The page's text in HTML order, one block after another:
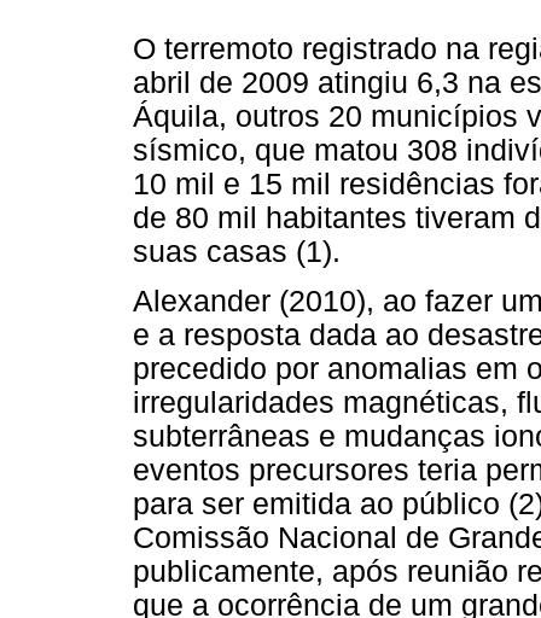
O terremoto registrado na
abril de 2009 atingiu 6,3 na
Áquila, outros 20 municípios
sísmico, que matou 308
10 mil e 15 mil residências
de 80 mil habitantes tiveram
suas casas (1).
Alexander (2010), ao fazer
e a resposta dada ao
precedido por anomalias em
irregularidades magnéticas,
subterrâneas e mudanças
eventos precursores teria
para ser emitida ao público
Comissão Nacional de
publicamente, após reunião
que a ocorrência de um